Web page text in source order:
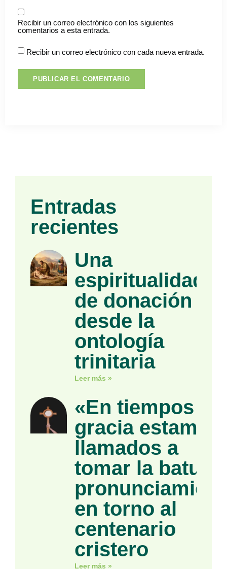
Recibir un correo electrónico con los siguientes
comentarios a esta entrada.
Recibir un correo electrónico con cada nueva entrada.
Entradas
recientes
Una
espiritualidad
de donación
desde la
ontología
trinitaria
Leer más »
«En tiempos de
gracia estamos
llamados a
tomar la
en torno al
centenario
cristero
Leer más »